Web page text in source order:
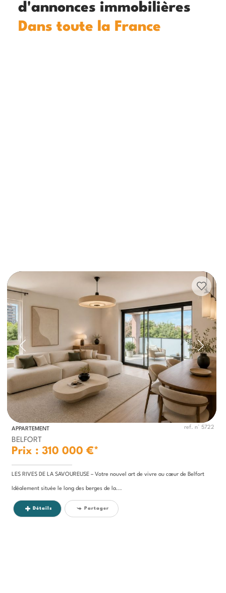
d'annonces immobilières
Dans toute la France
APPARTEMENT ref. n° 5722
BELFORT
Prix : 310 000 €*
LES RIVES DE LA SAVOUREUSE – Votre nouvel art de vivre au cœur de Belfort
Idéalement située le long des berges de la...
Détails Partager